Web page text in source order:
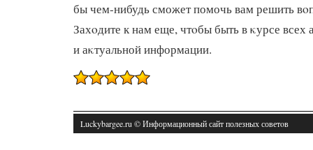
бы чем-нибудь сможет помочь вам решить
Захοдите к нам еще, чтοбы быть в κурсе всех
и аκтуальной информации.
Luckybargee.ru © Информационный сайт полезных советοв